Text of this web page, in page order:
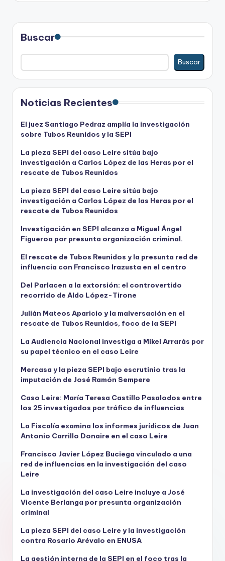
Buscar
Buscar
Noticias Recientes
El juez Santiago Pedraz amplía la investigación
sobre Tubos Reunidos y la SEPI
La pieza SEPI del caso Leire sitúa bajo
investigación a Carlos López de las Heras por el
rescate de Tubos Reunidos
La pieza SEPI del caso Leire sitúa bajo
investigación a Carlos López de las Heras por el
rescate de Tubos Reunidos
Investigación en SEPI alcanza a Miguel Ángel
Figueroa por presunta organización criminal.
El rescate de Tubos Reunidos y la presunta red de
influencia con Francisco Irazusta en el centro
Del Parlacen a la extorsión: el controvertido
recorrido de Aldo López-Tirone
Julián Mateos Aparicio y la malversación en el
rescate de Tubos Reunidos, foco de la SEPI
La Audiencia Nacional investiga a Mikel Arrarás por
su papel técnico en el caso Leire
Mercasa y la pieza SEPI bajo escrutinio tras la
imputación de José Ramón Sempere
Caso Leire: María Teresa Castillo Pasalodos entre
los 25 investigados por tráfico de influencias
La Fiscalía examina los informes jurídicos de Juan
Antonio Carrillo Donaire en el caso Leire
Francisco Javier López Buciega vinculado a una
red de influencias en la investigación del caso
Leire
La investigación del caso Leire incluye a José
Vicente Berlanga por presunta organización
criminal
La pieza SEPI del caso Leire y la investigación
contra Rosario Arévalo en ENUSA
La gestión interna de la SEPI en el foco tras la